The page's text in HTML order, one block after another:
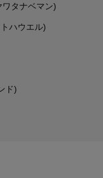
ワタナベマン)
ハウエル)
ド)